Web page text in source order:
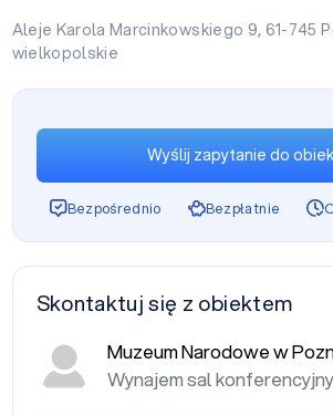
Aleje Karola Marcinkowskiego 9, 61-745
wielkopolskie
Wyślij zapytanie do
Bezpośrednio Bezpłatnie
Skontaktuj się z obiektem
Muzeum Narodowe w
Wynajem sal